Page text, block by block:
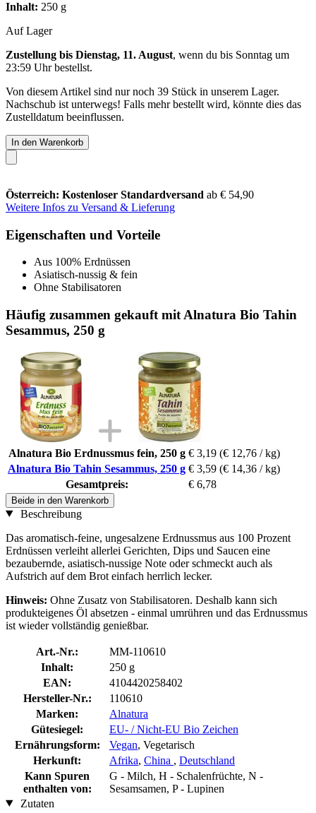
Inhalt: 250 g
Auf Lager
Zustellung bis Dienstag, 11. August, wenn du bis Sonntag um
23:59 Uhrbestellst.
Von diesem Artikel sind nur noch 39 Stück in unserem Lager.
Nachschub ist unterwegs! Falls mehr bestellt wird, könnte dies das
Zustelldatum beeinflussen.
In den Warenkorb
Österreich: Kostenloser Standardversand ab € 54,90
Weitere Infos zu Versand & Lieferung
Eigenschaften und Vorteile
Aus 100% Erdnüssen
Asiatisch-nussig & fein
Ohne Stabilisatoren
Häufig zusammen gekauft mit Alnatura Bio Tahin
Sesammus, 250 g
Alnatura Bio Erdnussmus fein, 250 g € 3,19 (€ 12,76 / kg)
Alnatura Bio Tahin Sesammus, 250 g € 3,59 (€ 14,36 / kg)
Gesamtpreis:
€ 6,78
Beide in den Warenkorb
Beschreibung
Das aromatisch-feine, ungesalzene Erdnussmus aus 100 Prozent
Erdnüssen verleiht allerlei Gerichten, Dips und Saucen eine
bezaubernde, asiatisch-nussige Note oder schmeckt auch als
Aufstrich auf dem Brot einfach herrlich lecker.
Hinweis: Ohne Zusatz von Stabilisatoren. Deshalb kann sich
produkteigenes Öl absetzen - einmal umrühren und das Erdnussmus
ist wieder vollständig genießbar.
Art.-Nr.:
MM-110610
Inhalt:
250 g
EAN:
4104420258402
Hersteller-Nr.:
110610
Marken:
Alnatura
Gütesiegel:
EU- / Nicht-EU Bio Zeichen
Ernährungsform:
Vegan, Vegetarisch
Herkunft:
Afrika, China , Deutschland
Kann Spuren
enthalten von:
G - Milch, H - Schalenfrüchte, N -
Sesamsamen, P - Lupinen
Zutaten